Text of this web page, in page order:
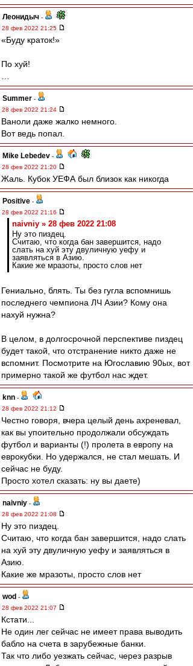
Леонидыч -
28 фев 2022 21:25
«Буду краток!»
По хуй!
Summer -
28 фев 2022 21:24
Ваноли даже жалко немного.
Вот ведь попал.
Mike Lebedev -
28 фев 2022 21:20
Жаль. Кубок УЕФА был близок как никогда
Positive -
28 фев 2022 21:16
naivniy » 28 фев 2022 21:08
Ну это пиздец.
Считаю, что когда бан завершится, надо
слать на хуй эту двуличную уефу и
заявляться в Азию.
Какие же мразоты, просто слов нет
Гениально, блять. Ты без гугла вспомнишь
последнего чемпиона ЛЧ Азии? Кому она
нахуй нужна?
В целом, в долгосрочной перспективе пиздец
будет такой, что отстранение никто даже не
вспомнит. Посмотрите на Югославию 90ых, вот
примерно такой же футбол нас ждет.
knn -
28 фев 2022 21:12
Честно говоря, вчера целый день ахреневал,
как вы упоительно продолжали обсуждать
футбол и варианты (!) пролета в европу на
еврокубки. Но удержался, не стал мешать. И
сейчас не буду.
Просто хотел сказать: ну вы даете)
naivniy -
28 фев 2022 21:08
Ну это пиздец.
Считаю, что когда бан завершится, надо слать
на хуй эту двуличную уефу и заявляться в
Азию.
Какие же мразоты, просто слов нет
wod -
28 фев 2022 21:07
Кстати...
Не один лег сейчас не имеет права выводить
бабло на счета в зарубежные банки.
Так что либо уезжать сейчас, через разрыв